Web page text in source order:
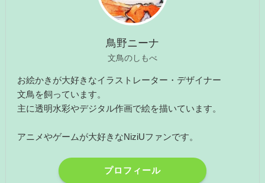
鳥野ニーナ
文鳥のしもべ
お絵かきが大好きなイラストレーター・デザイナー
文鳥を飼っています。
主に透明水彩やデジタル作画で絵を描いています。
アニメやゲームが大好きなNiziUファンです。
プロフィール